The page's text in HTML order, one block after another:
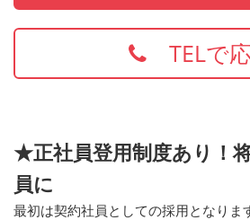
TELで
★正社員登用制度あり！
員に
最初は契約社員としての採用となりま